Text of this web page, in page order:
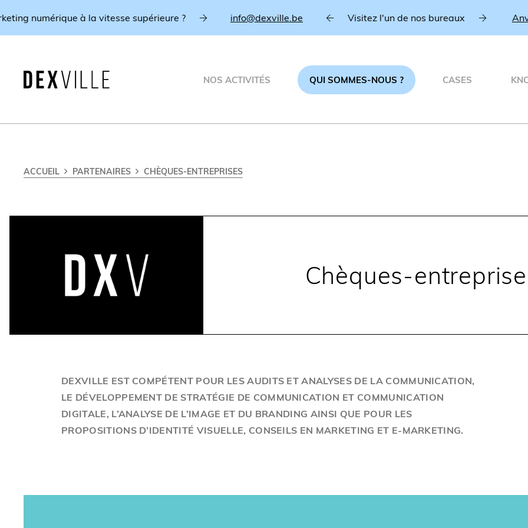
à la vitesse supérieure ? info@dexville.be Visitez l'un de nos bureaux Anvers
NOS ACTIVITÉS QUI SOMMES-NOUS ? CASES
ACCUEIL PARTENAIRES CHÈQUES-ENTREPRISES
Chèques-
DEXVILLE EST COMPÉTENT POUR LES AUDITS ET ANALYSES DE LA COMMUNICATION,
LE DÉVELOPPEMENT DE STRATÉGIE DE COMMUNICATION ET COMMUNICATION
DIGITALE, L’ANALYSE DE L’IMAGE ET DU BRANDING AINSI QUE POUR LES
PROPOSITIONS D’IDENTITÉ VISUELLE, CONSEILS EN MARKETING ET E-MARKETING.